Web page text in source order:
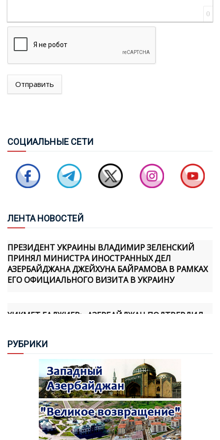
0
Отправить
СОЦИАЛЬНЫЕ СЕТИ
ЛЕНТА НОВОСТЕЙ
ТУРЦИЯ, САУДОВСКАЯ АРАВИЯ И ПАКИСТАН
СОВБЕЗ ТУРЦИИ: ЧЕРНОЕ И КАСПИЙСКОЕ МОРЯ НЕ
ПРЕЗИДЕНТ УКРАИНЫ ВЛАДИМИР ЗЕЛЕНСКИЙ
ПРИНЯЛ МИНИСТРА ИНОСТРАННЫХ ДЕЛ
АЗЕРБАЙДЖАНА ДЖЕЙХУНА БАЙРАМОВА В РАМКАХ
ЕГО ОФИЦИАЛЬНОГО ВИЗИТА В УКРАИНУ
ХИКМЕТ ГАДЖИЕВ: «АЗЕРБАЙДЖАН ПОДТВЕРДИЛ
СТОРОНА ТАКЖЕ ПРИНЯЛА НОВУЮ
ГЕОПОЛИТИЧЕСКУЮ РЕАЛЬНОСТЬ И ФОРМИРУЕТ
СВОЮ ПОЛИТИКУ В ЭТОМ НАПРАВЛЕНИИ»
«TÜRKIYE GAZETESI» ИСКАЗИЛА РЯД
ВЫСКАЗЫВАНИЙ ХИКМЕТА ГАДЖИЕВА
РУБРИКИ